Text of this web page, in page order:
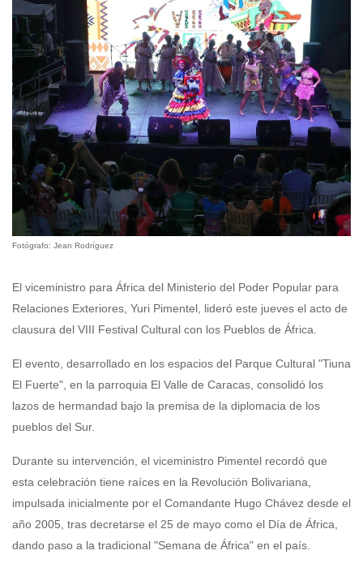
Fotógrafo: Jean Rodríguez
El viceministro para África del Ministerio del Poder Popular para
Relaciones Exteriores, Yuri Pimentel, lideró este jueves el acto de
clausura del VIII Festival Cultural con los Pueblos de África.
El evento, desarrollado en los espacios del Parque Cultural "Tiuna
El Fuerte", en la parroquia El Valle de Caracas, consolidó los
lazos de hermandad bajo la premisa de la diplomacia de los
pueblos del Sur.
Durante su intervención, el viceministro Pimentel recordó que
esta celebración tiene raíces en la Revolución Bolivariana,
impulsada inicialmente por el Comandante Hugo Chávez desde el
año 2005, tras decretarse el 25 de mayo como el Día de África,
dando paso a la tradicional "Semana de África" en el país.